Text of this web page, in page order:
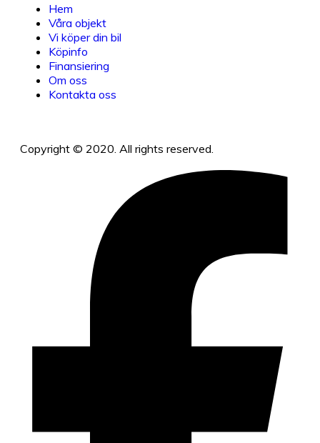
Hem
Våra objekt
Vi köper din bil
Köpinfo
Finansiering
Om oss
Kontakta oss
Copyright © 2020. All rights reserved.